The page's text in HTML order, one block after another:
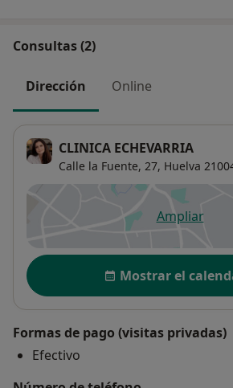
Consultas (2)
Dirección Online
CLINICA ECHEVARRIA
Calle la Fuente, 27, Huelva
Ampliar
se abre
Disponibilidad
Mostrar el
Formas de pago (visitas privadas)
Efectivo